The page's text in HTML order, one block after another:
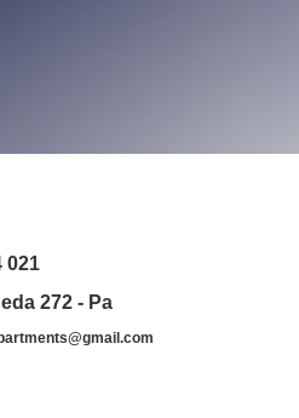
021
272 - Pa